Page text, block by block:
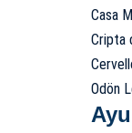
Casa
Cripta
Odön